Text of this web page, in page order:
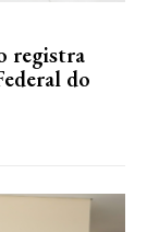
registra
do